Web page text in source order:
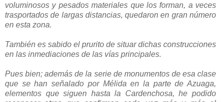
voluminosos y pesados materiales que los forman, a veces
trasportados de largas distancias, quedaron en gran número
en esta zona.
También es sabido el prurito de situar dichas construcciones
en las inmediaciones de las vías principales.
Pues bien; además de la serie de monumentos de esa clase
que se han señalado por Mélida en la parte de Azuaga,
elementos que siguen hasta la Cardenchosa, he podido